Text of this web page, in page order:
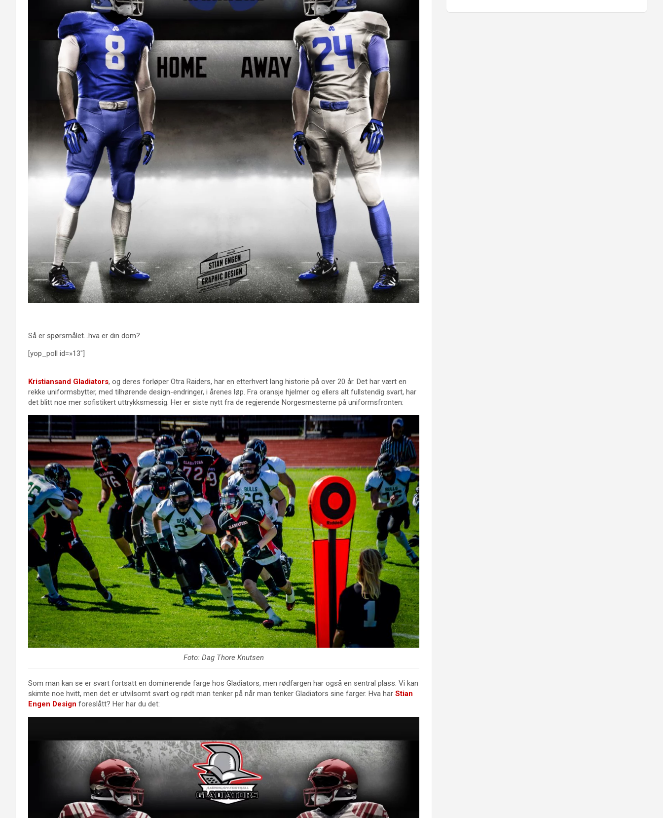
Så er spørsmålet…hva er din dom?
[yop_poll id=»13″]
Kristiansand Gladiators, og deres forløper Otra Raiders, har en etterhvert lang historie på over 20 år. Det har vært en
rekke uniformsbytter, med tilhørende design-endringer, i årenes løp. Fra oransje hjelmer og ellers alt fullstendig svart, har
det blitt noe mer sofistikert uttrykksmessig. Her er siste nytt fra de regjerende Norgesmesterne på uniformsfronten:
Foto: Dag Thore Knutsen
Som man kan se er svart fortsatt en dominerende farge hos Gladiators, men rødfargen har også en sentral plass. Vi kan
skimte noe hvitt, men det er utvilsomt svart og rødt man tenker på når man tenker Gladiators sine farger. Hva har Stian
Engen Design foreslått? Her har du det: